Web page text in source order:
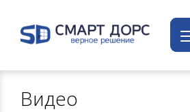
Видео